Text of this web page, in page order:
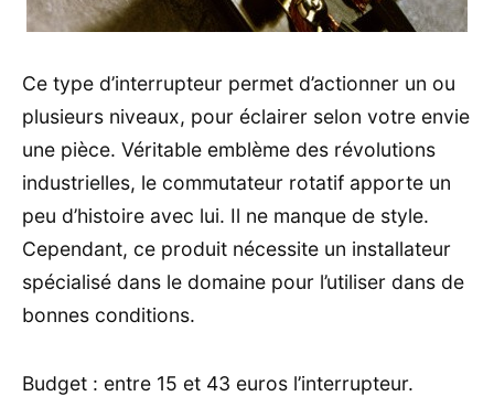
Ce type d’interrupteur permet d’actionner un ou
plusieurs niveaux, pour éclairer selon votre envie
une pièce. Véritable emblème des révolutions
industrielles, le commutateur rotatif apporte un
peu d’histoire avec lui. Il ne manque de style.
Cependant, ce produit nécessite un installateur
spécialisé dans le domaine pour l’utiliser dans de
bonnes conditions.
Budget : entre 15 et 43 euros l’interrupteur.